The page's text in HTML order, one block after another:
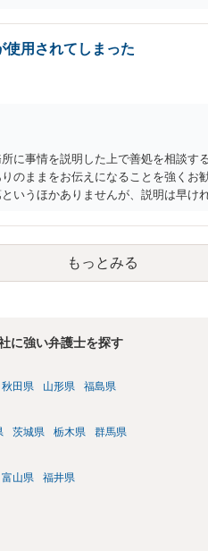
しい資料をもとに相談していただい
使用されてしまった
に事情を説明した上で善処を相談す
のままをお伝えになることを強くお
いうほかありませんが、説明は早け
もっとみる
に強い弁護士を探す
秋田県 山形県 福島県
茨城県 栃木県 群馬県
富山県 福井県